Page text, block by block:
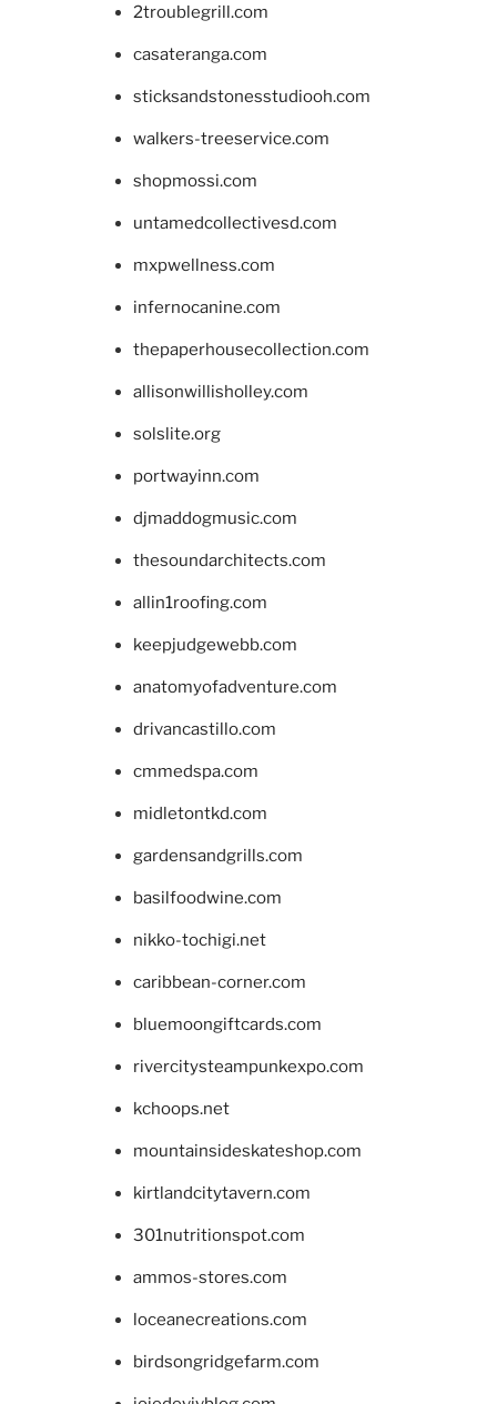
2troublegrill.com
casateranga.com
sticksandstonesstudiooh.com
walkers-treeservice.com
shopmossi.com
untamedcollectivesd.com
mxpwellness.com
infernocanine.com
thepaperhousecollection.com
allisonwillisholley.com
solslite.org
portwayinn.com
djmaddogmusic.com
thesoundarchitects.com
allin1roofing.com
keepjudgewebb.com
anatomyofadventure.com
drivancastillo.com
cmmedspa.com
midletontkd.com
gardensandgrills.com
basilfoodwine.com
nikko-tochigi.net
caribbean-corner.com
bluemoongiftcards.com
rivercitysteampunkexpo.com
kchoops.net
mountainsideskateshop.com
kirtlandcitytavern.com
301nutritionspot.com
ammos-stores.com
loceanecreations.com
birdsongridgefarm.com